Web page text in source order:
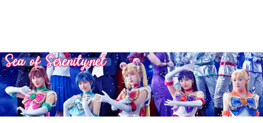
Skip
to
content
of
Serenity.Net
Moon
fansite
featuring
translations,
lyrics,
and